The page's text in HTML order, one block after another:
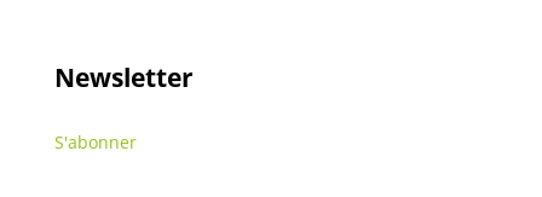
Newsletter
S'abonner